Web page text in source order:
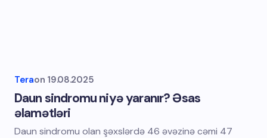
Teraon 19.08.2025
Daun sindromu niyə yaranır? Əsas
əlamətləri
Daun sindromu olan şəxslərdə 46 əvəzinə cəmi 47